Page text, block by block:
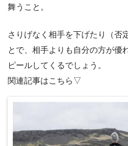
舞うこと。
さりげなく相手を下げたり（否
とで、相手よりも自分の方が優
ピールしてくるでしょう。
関連記事はこちら▽